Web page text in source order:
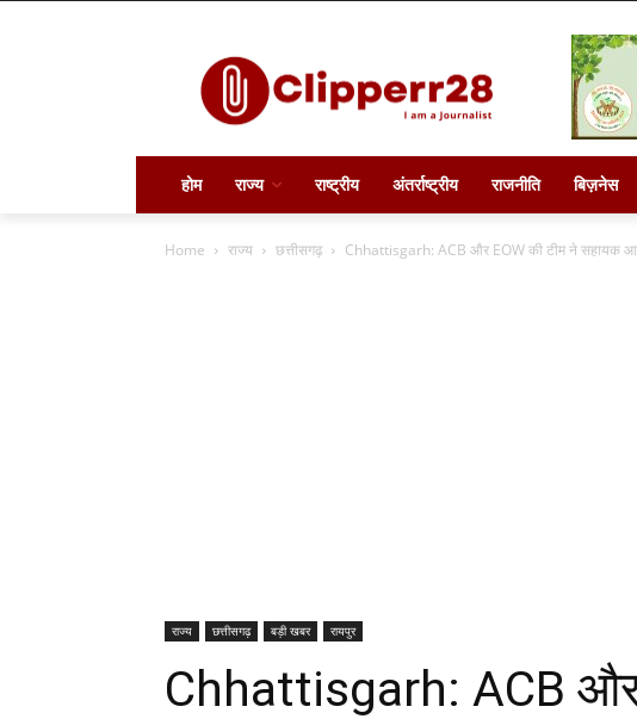
होम राज्य राष्ट्रीय अंतर्राष्ट्रीय राजनीति बिज़नेस
Home राज्य छत्तीसगढ़ Chhattisgarh: ACB और EOW की टीम ने सहायक
राज्य छत्तीसगढ़ बड़ी खबर रायपुर
Chhattisgarh: ACB और